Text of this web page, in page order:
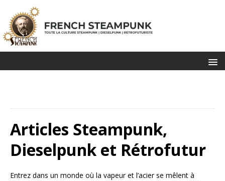
Articles Steampunk,
Dieselpunk et Rétrofutur
Entrez dans un monde où la vapeur et l’acier se mêlent à